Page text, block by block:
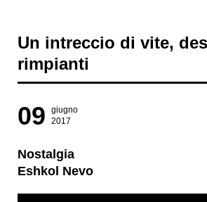
Un intreccio di vite,
rimpianti
09
giugno
2017
Nostalgia
Eshkol Nevo